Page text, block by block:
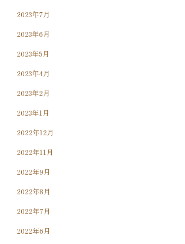
2023年7月
2023年6月
2023年5月
2023年4月
2023年2月
2023年1月
2022年12月
2022年11月
2022年9月
2022年8月
2022年7月
2022年6月